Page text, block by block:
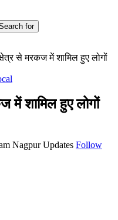
for
से मरकज में शामिल हुए लोगों
में शामिल हुए लोगों
Nagpur Updates Follow